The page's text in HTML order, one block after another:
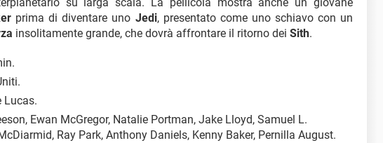
prima di diventare uno Jedi, presentato come uno schiavo con un
insolitamente grande, che dovrà affrontare il ritorno dei Sith.
Lucas.
Ewan McGregor, Natalie Portman, Jake Lloyd, Samuel L.
Ray Park, Anthony Daniels, Kenny Baker, Pernilla August.